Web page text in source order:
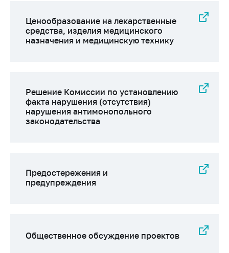
линия
Горячая линия
цен на товары
Сообщить о росте
цен на лекарства и
Адрес и режим
Горячая линия
Ценообразование на лекарственные
средства, изделия медицинского
назначения и медицинскую технику
Решение Комиссии по установлению
факта нарушения (отсутствия)
нарушения антимонопольного
законодательства
Предостережения и
предупреждения
Общественное обсуждение проектов